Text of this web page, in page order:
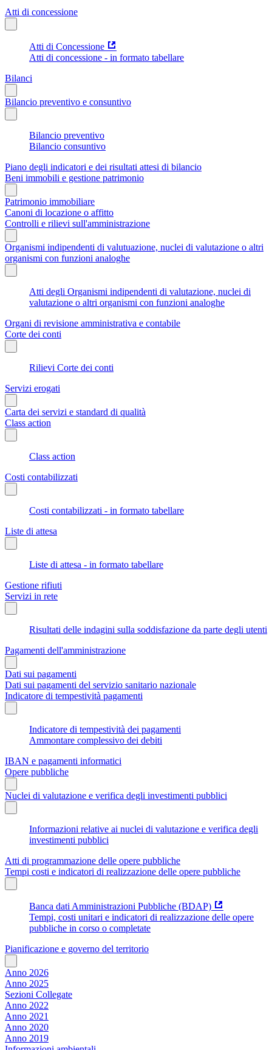
Atti di concessione
Atti di Concessione
Atti di concessione - in formato tabellare
Bilanci
Bilancio preventivo e consuntivo
Bilancio preventivo
Bilancio consuntivo
Piano degli indicatori e dei risultati attesi di bilancio
Beni immobili e gestione patrimonio
Patrimonio immobiliare
Canoni di locazione o affitto
Controlli e rilievi sull'amministrazione
Organismi indipendenti di valutuazione, nuclei di valutazione o altri
organismi con funzioni analoghe
Atti degli Organismi indipendenti di valutazione, nuclei di
valutazione o altri organismi con funzioni analoghe
Organi di revisione amministrativa e contabile
Corte dei conti
Rilievi Corte dei conti
Servizi erogati
Carta dei servizi e standard di qualità
Class action
Class action
Costi contabilizzati
Costi contabilizzati - in formato tabellare
Liste di attesa
Liste di attesa - in formato tabellare
Gestione rifiuti
Servizi in rete
Risultati delle indagini sulla soddisfazione da parte degli utenti
Pagamenti dell'amministrazione
Dati sui pagamenti
Dati sui pagamenti del servizio sanitario nazionale
Indicatore di tempestività pagamenti
Indicatore di tempestività dei pagamenti
Ammontare complessivo dei debiti
IBAN e pagamenti informatici
Opere pubbliche
Nuclei di valutazione e verifica degli investimenti pubblici
Informazioni relative ai nuclei di valutazione e verifica degli
investimenti pubblici
Atti di programmazione delle opere pubbliche
Tempi costi e indicatori di realizzazione delle opere pubbliche
Banca dati Amministrazioni Pubbliche (BDAP)
Tempi, costi unitari e indicatori di realizzazione delle opere
pubbliche in corso o completate
Pianificazione e governo del territorio
Anno 2026
Anno 2025
Sezioni Collegate
Anno 2022
Anno 2021
Anno 2020
Anno 2019